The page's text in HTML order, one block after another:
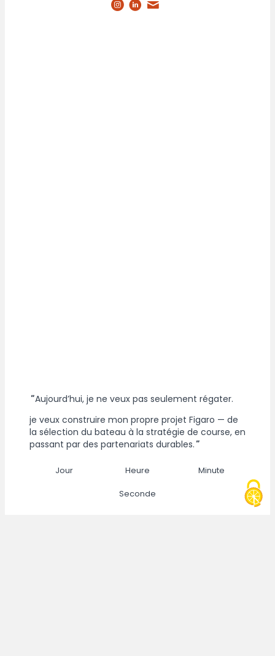
"Aujourd’hui, je ne veux pas seulement régater.
je veux construire mon propre projet Figaro — de
la sélection du bateau à la stratégie de course, en
passant par des partenariats durables."
Jour Heure
Minute
Seconde